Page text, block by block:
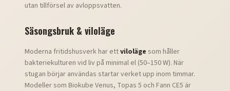
utan tillförsel av avloppsvatten.
Säsongsbruk & viloläge
Moderna fritidshusverk har ettviloläge som håller
bakteriekulturen vid liv på minimal el (50–150 W). När
stugan börjar användas startar verket upp inom timmar.
Modeller som Biokube Venus, Topas 5 och Fann CE5 är